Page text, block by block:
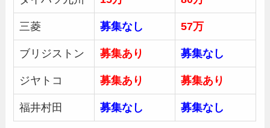
三菱 募集なし 57万
ブリジストン 募集あり 募集なし
ジヤトコ 募集あり 募集あり
福井村田 募集なし 募集なし